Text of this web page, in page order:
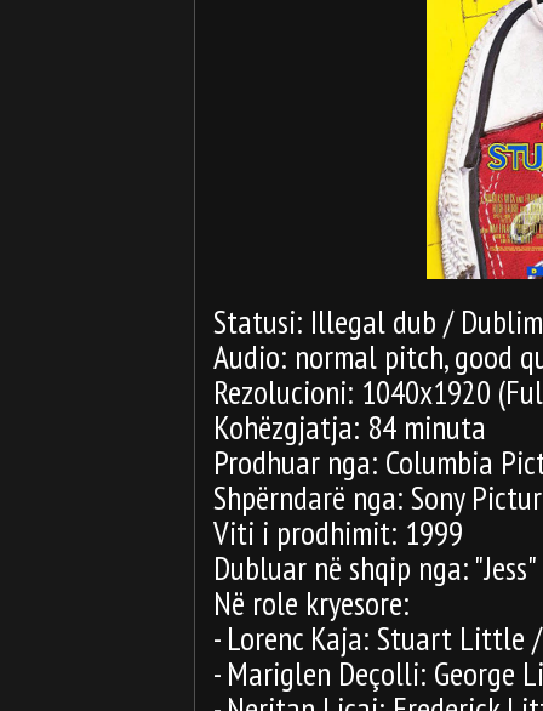
Statusi: Illegal dub /
Audio: normal pitch, good
Rezolucioni: 1040x1920
Kohëzgjatja: 84 minuta
Prodhuar nga: Columbia
Shpërndarë nga: Sony
Viti i prodhimit: 1999
Dubluar në shqip nga:
Në role kryesore:
- Lorenc Kaja: Stuart Little
- Mariglen Deçolli: George